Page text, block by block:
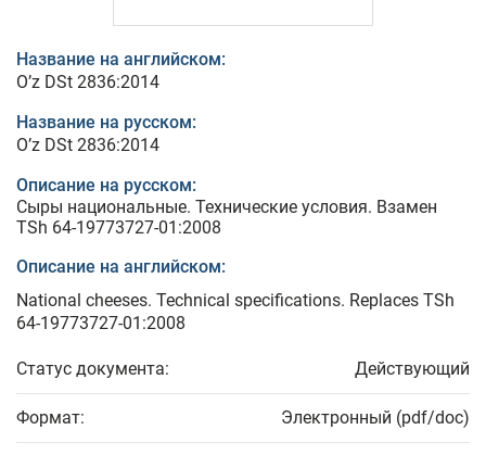
Название на английском:
O’z DSt 2836:2014
Название на русском:
O’z DSt 2836:2014
Описание на русском:
Сыры национальные. Технические условия. Взамен
TSh 64-19773727-01:2008
Описание на английском:
National cheeses. Technical specifications. Replaces TSh
64-19773727-01:2008
Статус документа: Действующий
Формат: Электронный (pdf/doc)